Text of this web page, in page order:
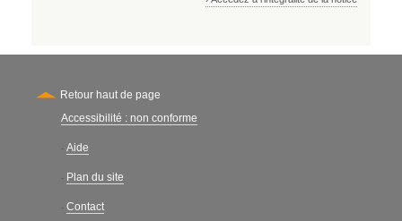
Retour haut de page
Secondary
Accessibilité : non conforme
- Aide
- Plan du site
- Contact